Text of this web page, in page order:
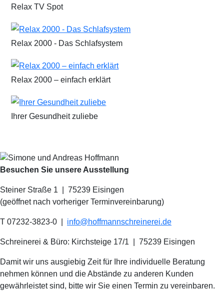
Relax TV Spot
Relax 2000 - Das Schlafsystem
Relax 2000 – einfach erklärt
Ihrer Gesundheit zuliebe
Besuchen Sie unsere Ausstellung
Steiner Straße 1 | 75239 Eisingen
(geöffnet nach vorheriger Terminvereinbarung)
T 07232-3823-0 info@hoffmannschreinerei.de
Schreinerei & Büro: Kirchsteige 17/1 75239 Eisingen
Damit wir uns ausgiebig Zeit für Ihre individuelle Beratung
nehmen können und die Abstände zu anderen Kunden
gewährleistet sind, bitte wir Sie einen Termin zu vereinbaren.